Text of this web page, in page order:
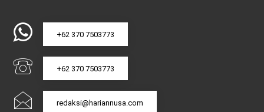
+62 370 7503773
+62 370 7503773
redaksi@hariannusa.com